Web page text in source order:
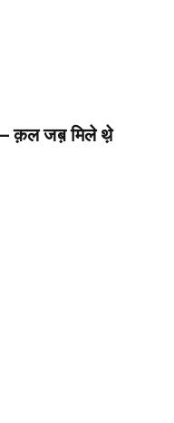
क़ल जब़ मिले थे़